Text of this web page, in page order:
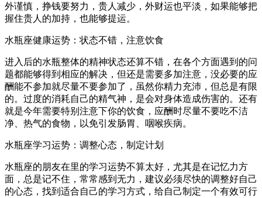
外谨慎，挣钱要努力，贵人减少，外财运也平淡，如果能够把
握住贵人的加持，也能够提运。
水瓶座健康运势：状态不错，注意饮食
进入后的水瓶整体的精神状态还算不错，在各个方面遇到的问
题都能够得到相应的解决，但还是需要多加注意，没必要的应
酬能不参加就尽量不要参加了，虽然你精力充沛，但总是有限
的。过度的消耗自己的精气神，是会对身体造成伤害的。还有
就是今年需要特别注意下你的饮食，应酬时尽量不要吃不洁
净、热气的食物，以免引发肠胃、咽喉疾病。
水瓶座学习运势：调整心态，制定计划
水瓶座的朋友在里的学习运势不算太好，尤其是在记忆力方
面，总是记不住，常常感到无力，建议必须尽快的调整好自己
的心态，找到适合自己的学习方式，给自己制定一个有效可行